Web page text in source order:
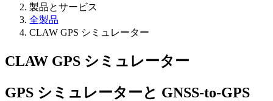
製品とサービス
全製品
CLAW GPS シミュレーター
CLAW GPS シミュレーター
GPS シミュレーターと GNSS-to-GPS